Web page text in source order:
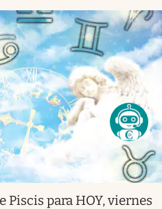
Piscis para HOY, viernes